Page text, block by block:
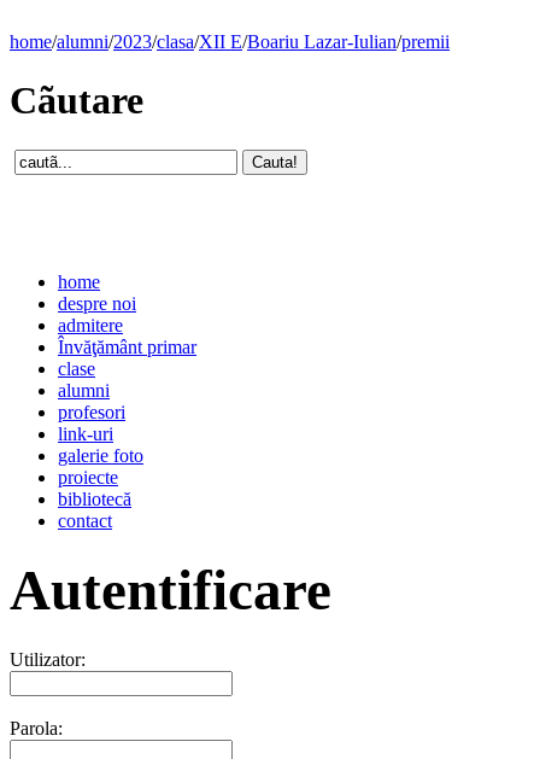
home/alumni/2023/clasa/XII E/Boariu Lazar-Iulian/premii
Cãutare
home
despre noi
admitere
Învăţământ primar
clase
alumni
profesori
link-uri
galerie foto
proiecte
bibliotecă
contact
Autentificare
Utilizator:
Parola: